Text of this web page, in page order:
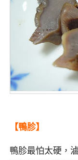
【鴨胗】
鴨胗最怕太硬，